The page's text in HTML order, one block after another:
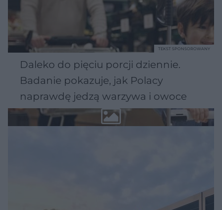
Daleko do pięciu porcji dziennie.
Badanie pokazuje, jak Polacy
naprawdę jedzą warzywa i owoce
TEKST SPONSOROWANY